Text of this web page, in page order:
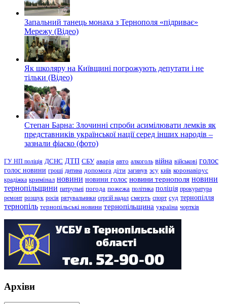
Запальний танець монаха з Тернополя «підриває»
Мережу (Відео)
Як школяру на Київщині погрожують депутати і не
тільки (Відео)
Степан Барна: Злочинні спроби асимілювати лемків як
представників української нації серед інших народів –
зазнали фіаско (фото)
ГУ НП поліція ДСНС ДТП СБУ аварія авто алкоголь війна військові голос
голос новини гроші дитина допомога діти загинув зсу київ коронавірус
крадіжка кримінал новини новини голос новини тернополя новини
тернопільщини патрульні погода пожежа політика поліція прокуратура
ремонт розшук росія рятувальники сергій надал смерть спорт суд тернопілля
тернопіль тернопільські новини тернопільщина україна чортків
Архіви